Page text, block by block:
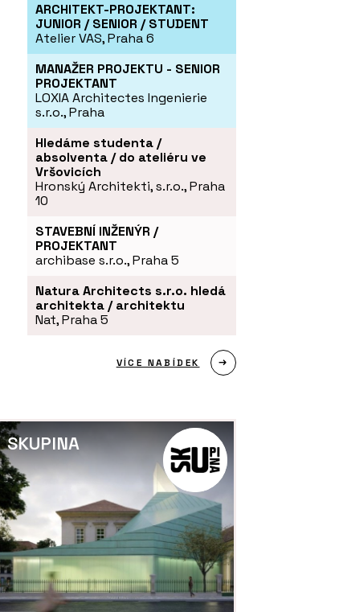
ARCHITEKT-PROJEKTANT:
JUNIOR / SENIOR / STUDENT
Atelier VAS, Praha 6
MANAŽER PROJEKTU - SENIOR
PROJEKTANT
LOXIA Architectes Ingenierie
s.r.o., Praha
Hledáme studenta /
absolventa / do ateliéru ve
Vršovicích
Hronský Architekti, s.r.o., Praha
10
STAVEBNÍ INŽENÝR /
PROJEKTANT
archibase s.r.o., Praha 5
Natura Architects s.r.o. hledá
architekta / architektu
Nat, Praha 5
VÍCE NABÍDEK
SKUPINA